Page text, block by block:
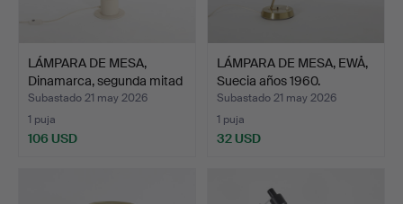
LÁMPARA DE MESA,
Dinamarca, segunda mitad
…
Subastado 21 may 2026
1 puja
106 USD
LÁMPARA DE MESA, EWÅ,
Suecia años 1960.
Subastado 21 may 2026
1 puja
32 USD